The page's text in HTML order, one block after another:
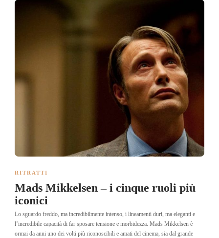
RITRATTI
Mads Mikkelsen – i cinque ruoli più
iconici
Lo sguardo freddo, ma incredibilmente intenso, i lineamenti duri, ma eleganti e
l’incredibile capacità di far sposare tensione e morbidezza. Mads Mikkelsen è
ormai da anni uno dei volti più riconoscibili e amati del cinema, sia dal grande